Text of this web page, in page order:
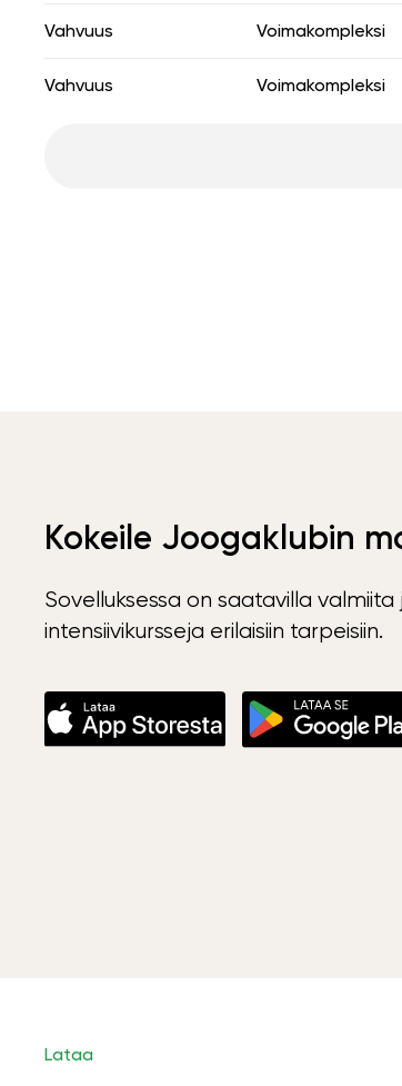
Vahvuus Voimakompleksi
Vahvuus Voimakompleksi
Kokeile Joogaklubin
Sovelluksessa on saatavilla
intensiivikursseja erilaisiin tarpeisiin.
Lataa